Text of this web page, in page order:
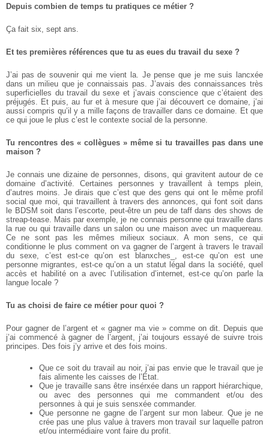
Depuis combien de temps tu pratiques ce métier ?
Ça fait six, sept ans.
Et tes premières références que tu as eues du travail du sexe ?
J’ai pas de souvenir qui me vient la. Je pense que je me suis lancxée
dans un milieu que je connaissais pas. J’avais des connaissances très
superficielles du travail du sexe et j’avais conscience que c’étaient des
préjugés. Et puis, au fur et à mesure que j’ai découvert ce domaine, j’ai
aussi compris qu’il y a mille façons de travailler dans ce domaine. Et que
ce qui joue le plus c’est le contexte social de la personne.
Tu rencontres des « collègues » même si tu travailles pas dans une
maison ?
Je connais une dizaine de personnes, disons, qui gravitent autour de ce
domaine d’activité. Certaines personnes y travaillent à temps plein,
d’autres moins. Je dirais que c’est que des gens qui ont le même profil
social que moi, qui travaillent à travers des annonces, qui font soit dans
le BDSM soit dans l’escorte, peut-être un peu de taff dans des shows de
streap-tease. Mais par exemple, je ne connais personne qui travaille dans
la rue ou qui travaille dans un salon ou une maison avec un maquereau.
Ce ne sont pas les mêmes milieux sociaux. A mon sens, ce qui
conditionne le plus comment on va gagner de l’argent à travers le travail
du sexe, c’est est-ce qu’on est blanxches_, est-ce qu’on est une
personne migrantes, est-ce qu’on a un statut légal dans la société, quel
accès et habilité on a avec l’utilisation d’internet, est-ce qu’on parle la
langue locale ?
Tu as choisi de faire ce métier pour quoi ?
Pour gagner de l’argent et « gagner ma vie » comme on dit. Depuis que
j’ai commencé à gagner de l’argent, j’ai toujours essayé de suivre trois
principes. Des fois j’y arrive et des fois moins.
Que ce soit du travail au noir, j’ai pas envie que le travail que je
fais alimente les caisses de l’État.
Que je travaille sans être insérxée dans un rapport hiérarchique,
ou avec des personnes qui me commandent et/ou des
personnes à qui je suis sensxée commander.
Que personne ne gagne de l’argent sur mon labeur. Que je ne
crée pas une plus value à travers mon travail sur laquelle patron
et/ou intermédiaire vont faire du profit.